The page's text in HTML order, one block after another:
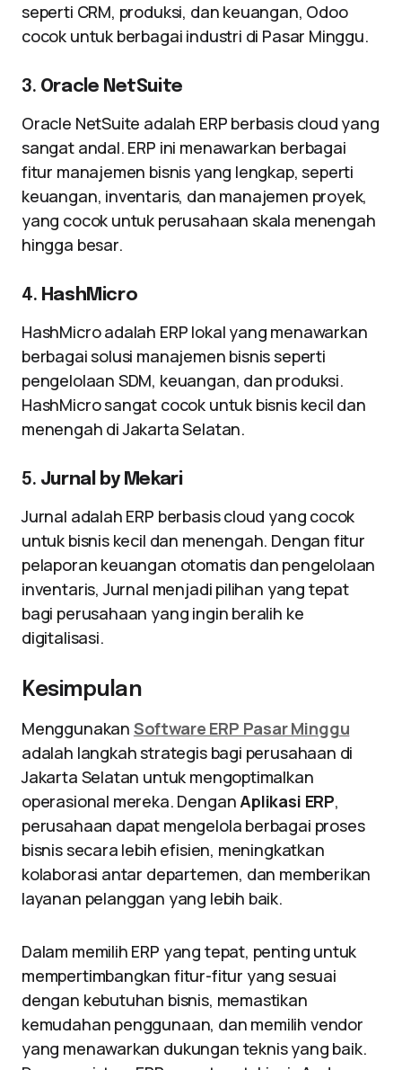
seperti CRM, produksi, dan keuangan, Odoo
cocok untuk berbagai industri di Pasar Minggu.
3. Oracle NetSuite
Oracle NetSuite adalah ERP berbasis cloud yang
sangat andal. ERP ini menawarkan berbagai
fitur manajemen bisnis yang lengkap, seperti
keuangan, inventaris, dan manajemen proyek,
yang cocok untuk perusahaan skala menengah
hingga besar.
4. HashMicro
HashMicro adalah ERP lokal yang menawarkan
berbagai solusi manajemen bisnis seperti
pengelolaan SDM, keuangan, dan produksi.
HashMicro sangat cocok untuk bisnis kecil dan
menengah di Jakarta Selatan.
5. Jurnal by Mekari
Jurnal adalah ERP berbasis cloud yang cocok
untuk bisnis kecil dan menengah. Dengan fitur
pelaporan keuangan otomatis dan pengelolaan
inventaris, Jurnal menjadi pilihan yang tepat
bagi perusahaan yang ingin beralih ke
digitalisasi.
Kesimpulan
Menggunakan Software ERP Pasar Minggu
adalah langkah strategis bagi perusahaan di
Jakarta Selatan untuk mengoptimalkan
operasional mereka. DenganAplikasi ERP,
perusahaan dapat mengelola berbagai proses
bisnis secara lebih efisien, meningkatkan
kolaborasi antar departemen, dan memberikan
layanan pelanggan yang lebih baik.
Dalam memilih ERP yang tepat, penting untuk
mempertimbangkan fitur-fitur yang sesuai
dengan kebutuhan bisnis, memastikan
kemudahan penggunaan, dan memilih vendor
yang menawarkan dukungan teknis yang baik.